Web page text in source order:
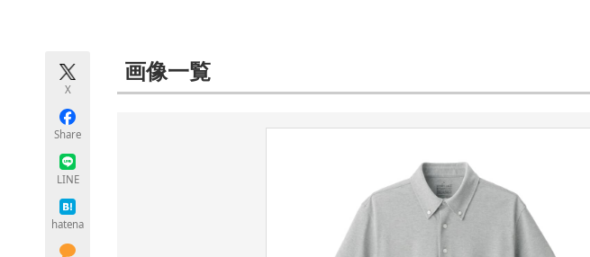
X
Share
LINE
hatena
画像一覧